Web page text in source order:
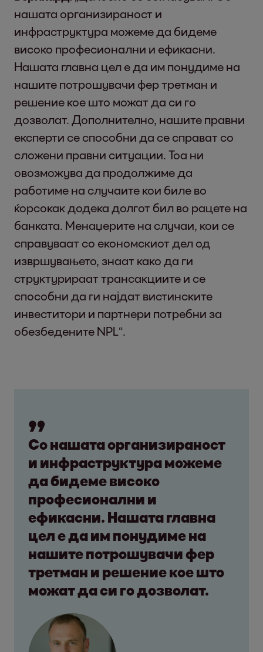
нашата организираност и
инфраструктура можеме да бидеме
високо професионални и ефикасни.
Нашата главна цел е да им понудиме на
нашите потрошувачи фер третман и
решение кое што можат да си го
дозволат. Дополнително, нашите правни
експерти се способни да се справат со
сложени правни ситуации. Тоа ни
овозможува да продолжиме да
работиме на случаите кои биле во
ќорсокак додека долгот бил во рацете на
банката. Менаџерите на случаи, кои се
справуваат со економскиот дел од
извршувањето, знаат како да ги
структурираат трансакциите и се
способни да ги најдат вистинските
инвеститори и партнери потребни за
обезбедените NPL“.
Со нашата организираност
и инфраструктура можеме
да бидеме високо
професионални и
ефикасни. Нашата главна
цел е да им понудиме на
нашите потрошувачи фер
третман и решение кое што
можат да си го дозволат.